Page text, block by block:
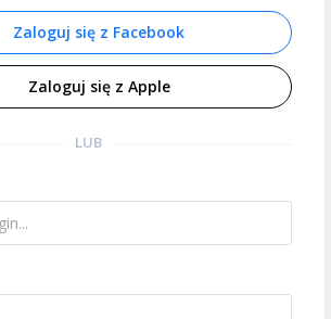
Zaloguj się z Facebook
Zaloguj się z Apple
LUB